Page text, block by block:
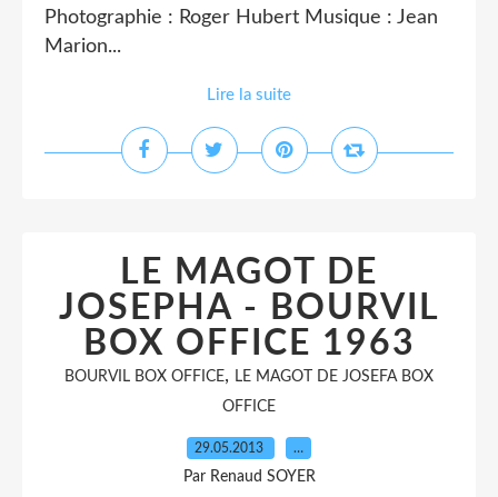
Photographie : Roger Hubert Musique : Jean
Marion...
Lire la suite
LE MAGOT DE
JOSEPHA - BOURVIL
BOX OFFICE 1963
BOURVIL BOX OFFICE, LE MAGOT DE JOSEFA BOX
OFFICE
29.05.2013 …
Par Renaud SOYER